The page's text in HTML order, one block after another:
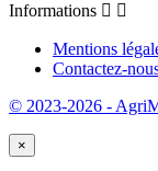
Informations  
Mentions
Contactez-
© 2023-2026 -
×